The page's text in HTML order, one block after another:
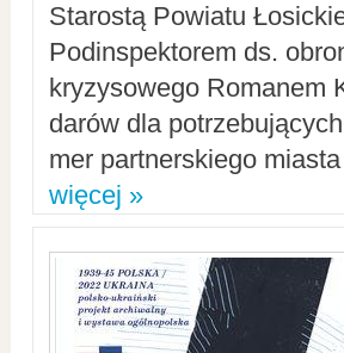
Starostą Powiatu
Podinspektorem ds.
kryzysowego Romanem
darów dla
mer partnerskiego
więcej »